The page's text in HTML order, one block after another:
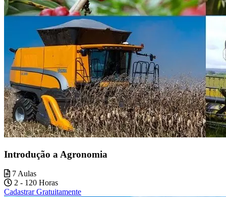
Introdução a Agronomia
7 Aulas
2 - 120 Horas
Cadastrar Gratuitamente